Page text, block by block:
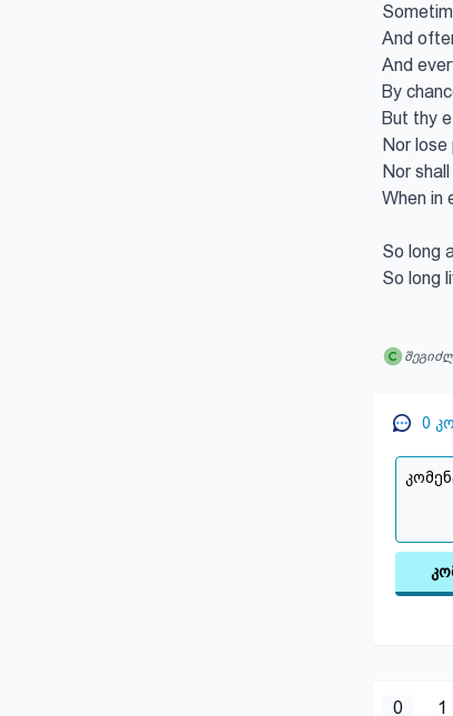
And
And
By
But thy
Nor
Nor
When in
So long
So long
0
0 1